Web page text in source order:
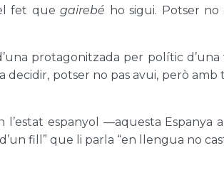
fet que gairebé ho sigui. Potser
protagonitzada per polític
decidir, potser no pas avui, però
espanyol —aquesta Espanya
fill” que li parla “en llengua no